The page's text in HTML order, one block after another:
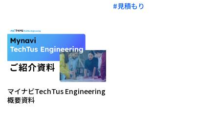
#見積もり
マイナビTechTus Engineering
概要資料